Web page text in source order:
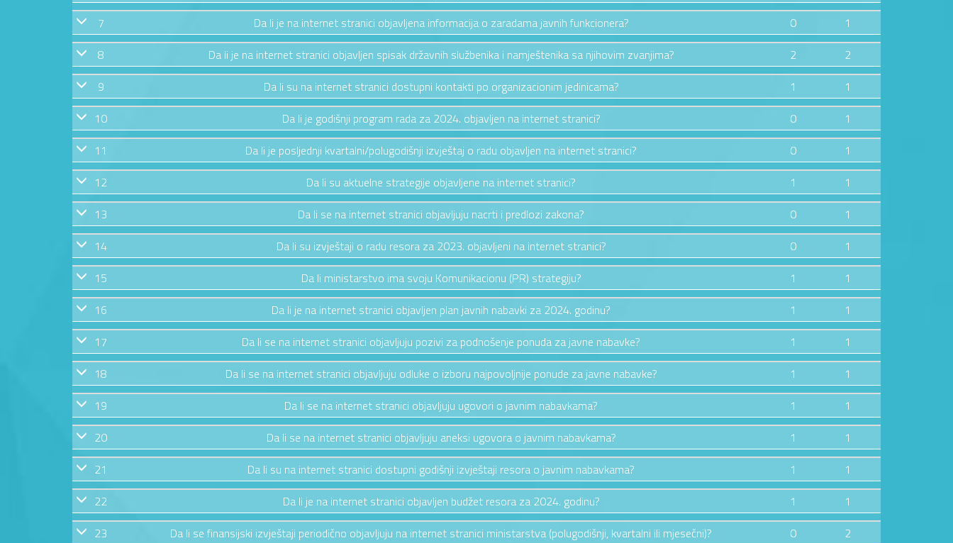
7
Da li je na internet stranici objavljena informacija o zaradama javnih funkcionera? 0
1
8
Da li je na internet stranici objavljen spisak državnih službenika i namještenika sa njihovim zvanjima? 2
2
9
Da li su na internet stranici dostupni kontakti po organizacionim jedinicama? 1
1
10
Da li je godišnji program rada za 2024. objavljen na internet stranici? 0
1
11
Da li je posljednji kvartalni/polugodišnji izvještaj o radu objavljen na internet stranici? 0
1
12
Da li su aktuelne strategije objavljene na internet stranici? 1
1
13
Da li se na internet stranici objavljuju nacrti i predlozi zakona? 0
1
14
Da li su izvještaji o radu resora za 2023. objavljeni na internet stranici? 0
1
15
Da li ministarstvo ima svoju Komunikacionu (PR) strategiju? 1
1
16
Da li je na internet stranici objavljen plan javnih nabavki za 2024. godinu? 1
1
17
Da li se na internet stranici objavljuju pozivi za podnošenje ponuda za javne nabavke? 1
1
18
Da li se na internet stranici objavljuju odluke o izboru najpovoljnije ponude za javne nabavke? 1
1
19
Da li se na internet stranici objavljuju ugovori o javnim nabavkama? 1
1
20
Da li se na internet stranici objavljuju aneksi ugovora o javnim nabavkama? 1
1
21
Da li su na internet stranici dostupni godišnji izvještaji resora o javnim nabavkama? 1
1
22
Da li je na internet stranici objavljen budžet resora za 2024. godinu? 1
1
23
Da li se finansijski izvještaji periodično objavljuju na internet stranici ministarstva (polugodišnji, kvartalni ili mjesečni)? 0
2